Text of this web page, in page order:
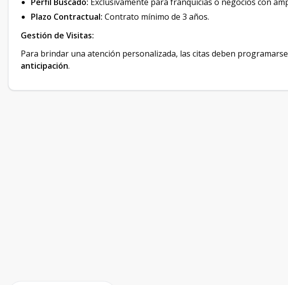
Plazo Contractual: Contrato mínimo de 3 años.
Gestión de Visitas:
Para brindar una atención personalizada, las citas deben
anticipación.